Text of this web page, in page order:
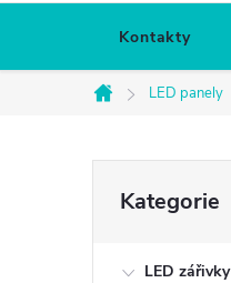
Kontakty
Domů
LED panely
kategorie
Kategorie
LED zářivky